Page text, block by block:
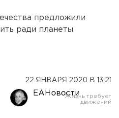
предложили
ради планеты
22 ЯНВАРЯ 2020 В 13:21
ЕАНовости